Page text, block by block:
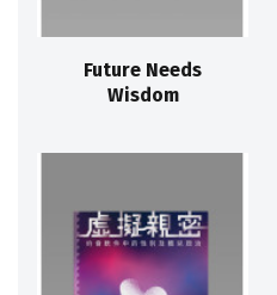
Future Needs
Wisdom